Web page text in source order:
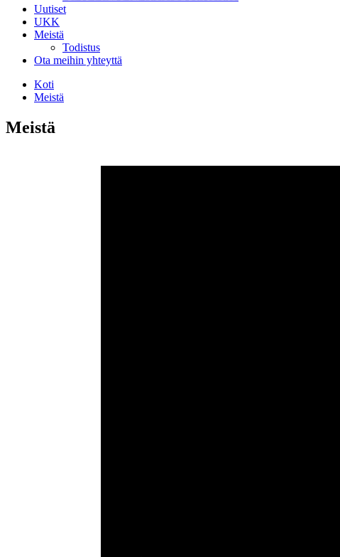
Uutiset
UKK
Meistä
Todistus
Ota meihin yhteyttä
Koti
Meistä
Meistä